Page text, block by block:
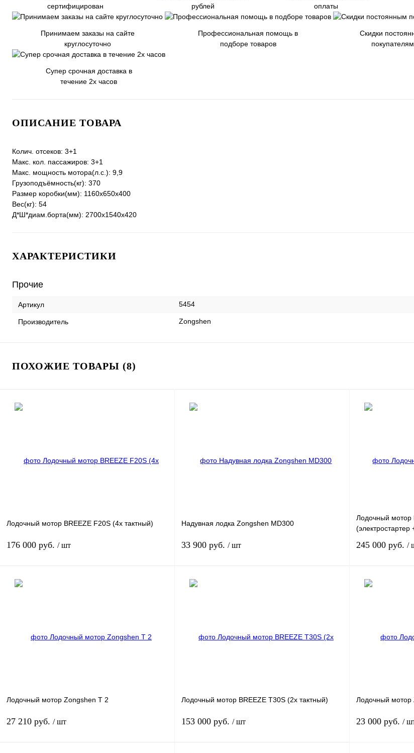
сертифицирован
рублей
оплаты
Принимаем заказы на сайте
круглосуточно
Профессиональная помощь в
подборе товаров
Скидки
покупателям
Супер срочная доставка в
течение 2х часов
ОПИСАНИЕ ТОВАРА
Колич. отсеков: 3+1
Макс. кол. пассажиров: 3+1
Макс. мощность мотора(л.с.): 9,9
Грузоподъёмность(кг): 370
Размер коробки(мм): 1160x650x400
Вес(кг): 54
Д*Ш*диам.борта(мм): 2700x1540x420
ХАРАКТЕРИСТИКИ
Прочие
Артикул 5454
Производитель Zongshen
ПОХОЖИЕ ТОВАРЫ (8)
Лодочный мотор BREEZE F20S (4х тактный)
176 000 руб. / шт
Надувная лодка Zongshen MD300
33 900 руб. / шт
Лодочный мотор
(электростартер
245 000 руб. /
Лодочный мотор Zongshen T 2
27 210 руб. / шт
Лодочный мотор BREEZE T30S (2х тактный)
153 000 руб. / шт
Лодочный мотор
23 000 руб. /